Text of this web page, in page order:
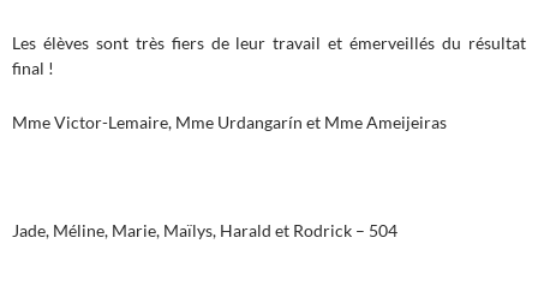
Les élèves sont très fiers de leur travail et émerveillés du résultat
final !
Mme Victor-Lemaire, Mme Urdangarín et Mme Ameijeiras
Jade, Méline, Marie, Maïlys, Harald et Rodrick – 504